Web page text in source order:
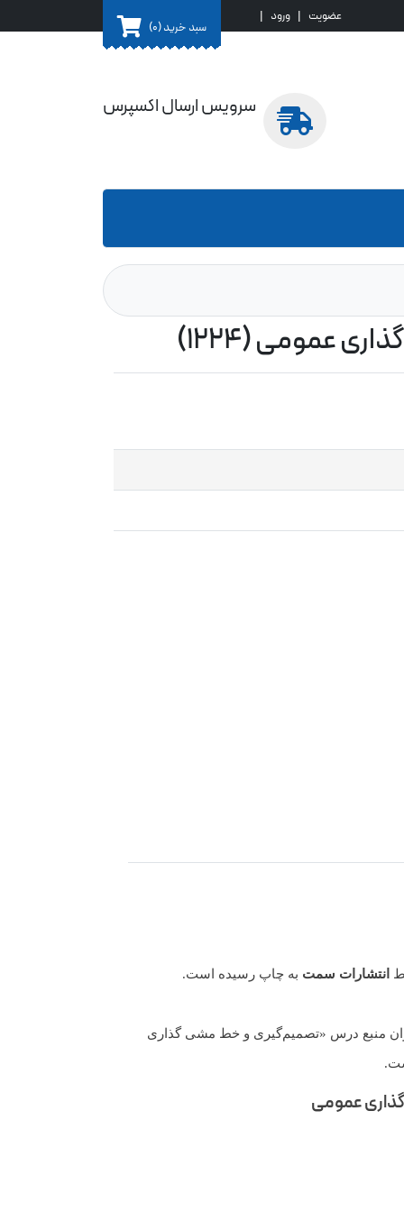
عضویت | ورود |
سبد خرید(0)
سرویس ارسال اکسپرس
عمومی (1224)
انتشارات سمت به چاپ رسیده است.
منبع درس «تصمیم‌گیری و خط مشی گذاری
عمومی